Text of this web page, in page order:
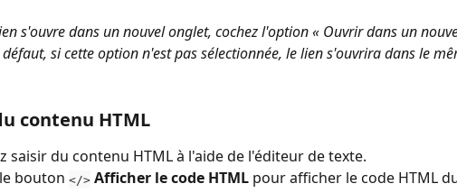
s'ouvre dans un nouvel onglet, cochez l'option « Ouvrir dans un
si cette option n'est pas sélectionnée, le lien s'ouvrira dans le
contenu HTML
saisir du contenu HTML à l'aide de l'éditeur de texte.
bouton </> Afficher le code HTML pour afficher le code HTML